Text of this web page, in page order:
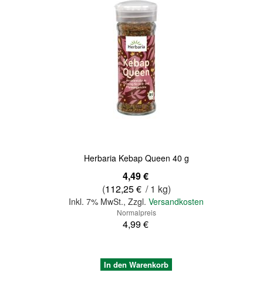
Herbaria Kebap Queen 40 g
4,49 €
(112,25 € / 1 kg)
Inkl. 7% MwSt.,Zzgl.Versandkosten
Normalpreis
4,99 €
In den Warenkorb